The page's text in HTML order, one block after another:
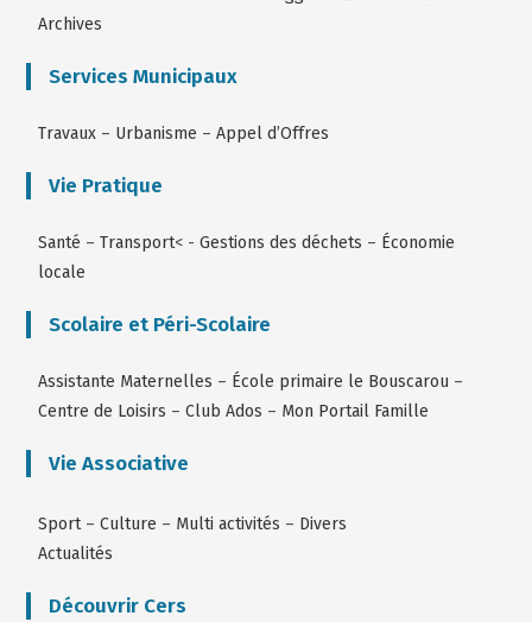
Archives
Services Municipaux
Travaux – Urbanisme –Appel d’Offres
Vie Pratique
Santé –Transport< -Gestions des déchets – Économie
locale
Scolaire et Péri-Scolaire
Assistante Maternelles – École primaire le Bouscarou –
Centre de Loisirs –Club Ados – Mon Portail Famille
Vie Associative
Sport –Culture – Multi activités – Divers
Actualités
Découvrir Cers